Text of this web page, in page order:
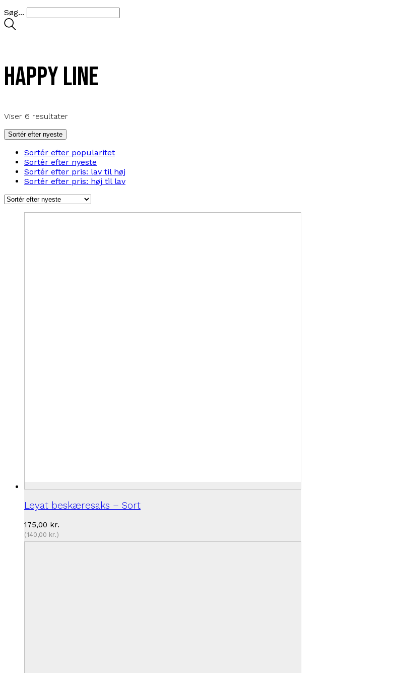
Søg...
Happy Line
Viser 6 resultaterSorteret
Sortér efter nyeste
Sortér efter popularitet
Sortér efter nyeste
Sortér efter pris: lav til høj
Sortér efter pris: høj til lav
Leyat beskæresaks – Sort
175,00 kr.
(140,00 kr.)